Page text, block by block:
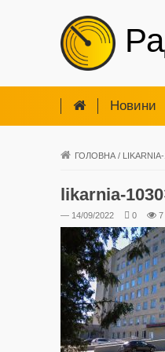
Новини
ГОЛОВНА /
likarnia-
— 14/09/2022 0 7